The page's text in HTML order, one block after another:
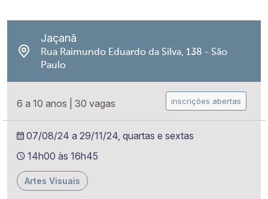
Jaçanã
Rua Raimundo Eduardo da Silva, 138 - São
Paulo
6 a 10 anos 30 vagas inscrições abertas
07/08/24 a 29/11/24, quartas e sextas
14h00 às 16h45
Artes Visuais